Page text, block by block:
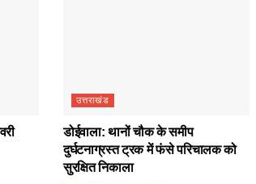
उत्तराखंड
डोईवाला: थानों चौक के समीप
दुर्घटनाग्रस्त ट्रक में फंसे परिचालक को
सुरक्षित निकाला